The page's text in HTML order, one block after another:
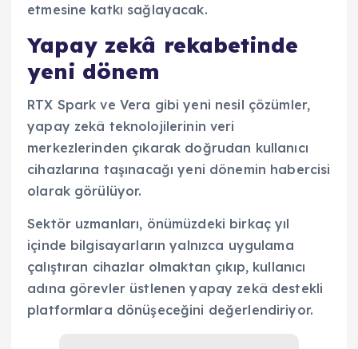
etmesine katkı sağlayacak.
Yapay zekâ rekabetinde
yeni dönem
RTX Spark ve Vera gibi yeni nesil çözümler,
yapay zekâ teknolojilerinin veri
merkezlerinden çıkarak doğrudan kullanıcı
cihazlarına taşınacağı yeni dönemin habercisi
olarak görülüyor.
Sektör uzmanları, önümüzdeki birkaç yıl
içinde bilgisayarların yalnızca uygulama
çalıştıran cihazlar olmaktan çıkıp, kullanıcı
adına görevler üstlenen yapay zekâ destekli
platformlara dönüşeceğini değerlendiriyor.